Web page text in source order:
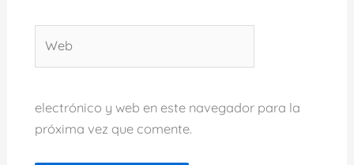
electrónico y web en este navegador para la
próxima vez que comente.